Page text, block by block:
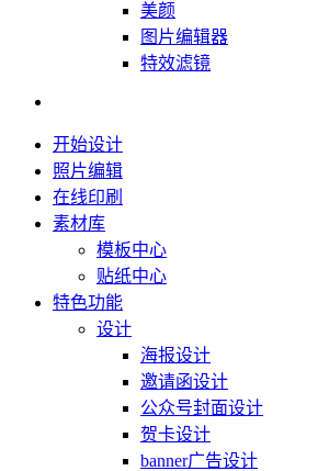
美颜
图片编辑器
特效滤镜
开始设计
照片编辑
在线印刷
素材库
模板中心
贴纸中心
特色功能
设计
海报设计
邀请函设计
公众号封面设计
贺卡设计
banner广告设计